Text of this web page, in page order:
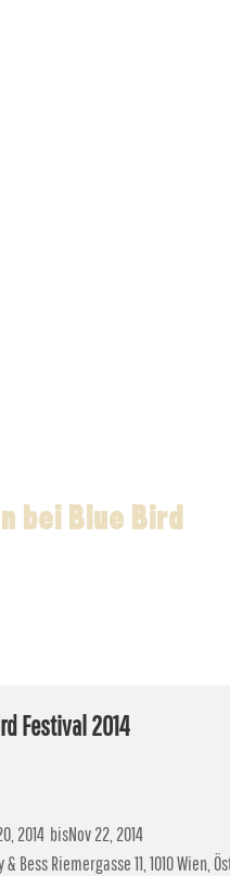
bei Blue Bird
Festival 2014
2014 bisNov 22, 2014
& Bess Riemergasse 11, 1010 Wien,